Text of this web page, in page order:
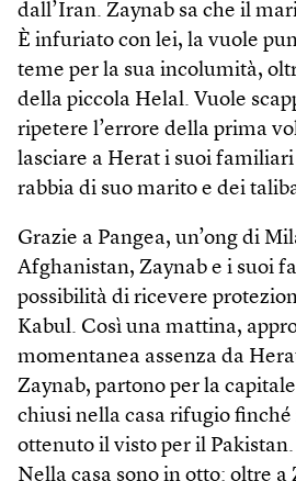
dall’Iran. Zaynab sa che il
È infuriato con lei, la vuole
teme per la sua incolumità,
della piccola Helal. Vuole
ripetere l’errore della prima
lasciare a Herat i suoi
rabbia di suo marito e dei
Grazie a Pangea, un’ong di
Afghanistan, Zaynab e i suoi
possibilità di ricevere
Kabul. Così una mattina,
momentanea assenza da
Zaynab, partono per la
chiusi nella casa rifugio
ottenuto il visto per il Pakistan.
Nella casa sono in otto: oltre a